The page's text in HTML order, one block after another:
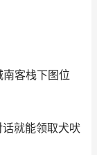
客栈下图位
就能领取犬吠